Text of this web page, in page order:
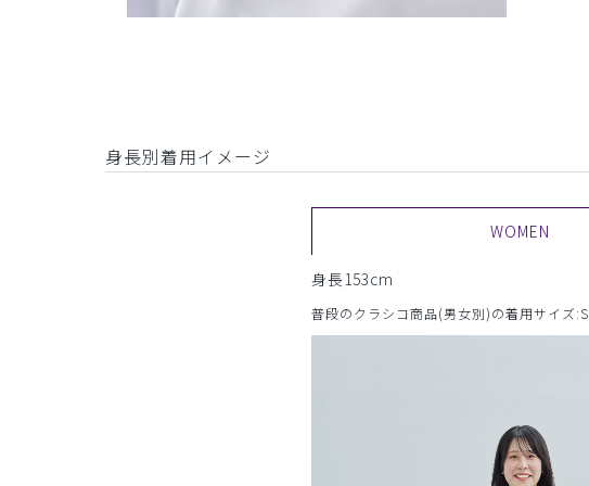
身長別着用イメージ
WOMEN
身長153cm
普段のクラシコ商品(男女別)の着用サイズ:S